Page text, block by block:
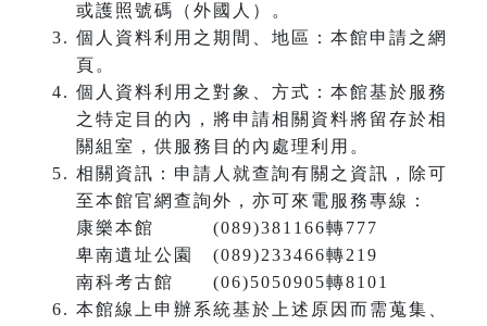
或護照號碼（外國人）。
個人資料利用之期間、地區：本館申請之網
頁。
個人資料利用之對象、方式：本館基於服務
之特定目的內，將申請相關資料將留存於相
關組室，供服務目的內處理利用。
相關資訊：申請人就查詢有關之資訊，除可
至本館官網查詢外，亦可來電服務專線：
康樂本館 (089)381166轉777
卑南遺址公園 (089)233466轉219
南科考古館 (06)5050905轉8101
本館線上申辦系統基於上述原因而需蒐集、